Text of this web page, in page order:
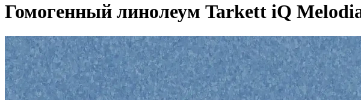
Гомогенный линолеум Tarkett iQ